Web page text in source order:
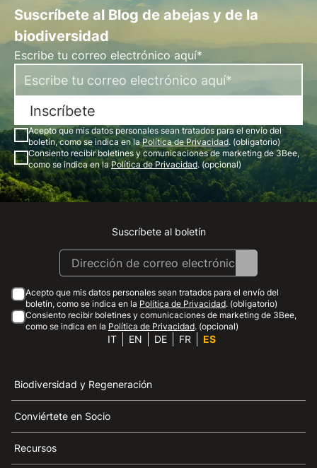
Suscríbete al Blog de abejas y de la
biodiversidad
Escribe tu correo electrónico aquí*
Inscríbete
Acepto que mis datos personales sean tratados para el envío del
boletín, como se indica en laPolítica de Privacidad. (obligatorio)
Consiento recibir boletines y comunicaciones de marketing de 3Bee,
como se indica en laPolítica de Privacidad. (opcional)
Instagram
Facebook
Linkedin
Youtube
Suscríbete al boletín
Acepto que mis datos personales sean tratados para el envío del
boletín, como se indica en la Política de Privacidad. (obligatorio)
Consiento recibir boletines y comunicaciones de marketing de 3Bee,
como se indica en la Política de Privacidad. (opcional)
IT EN DE FR ES
Biodiversidad y Regeneración
Conviértete en Socio
Recursos